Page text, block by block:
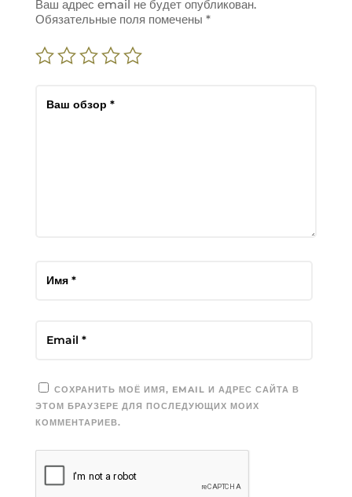
Ваш адрес email не будет опубликован.
Обязательные поля помечены *
СОХРАНИТЬ МОЁ ИМЯ, EMAIL И АДРЕС САЙТА В
ЭТОМ БРАУЗЕРЕ ДЛЯ ПОСЛЕДУЮЩИХ МОИХ
КОММЕНТАРИЕВ.